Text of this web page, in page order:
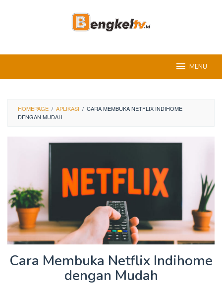
MENU
HOMEPAGE / APLIKASI / CARA MEMBUKA NETFLIX INDIHOME
DENGAN MUDAH
Cara Membuka Netflix Indihome
dengan Mudah